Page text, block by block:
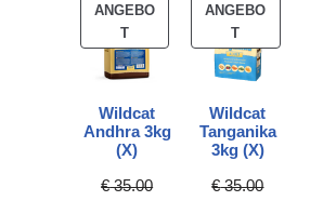
ANGEBO
T
Wildcat
Andhra 3kg
(X)
€35.00
ANGEBO
T
Wildcat
Tanganika
3kg (X)
€35.00